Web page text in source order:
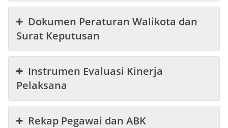
Dokumen Peraturan Walikota dan
Surat Keputusan
Instrumen Evaluasi Kinerja
Pelaksana
Rekap Pegawai dan ABK